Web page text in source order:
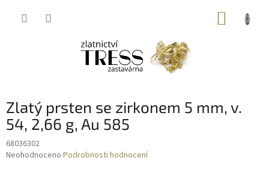
Zlatý prsten se zirkonem 5 mm, v.
54, 2,66 g, Au 585
68036302
Průměrné
Neohodnoceno Podrobnosti hodnocení